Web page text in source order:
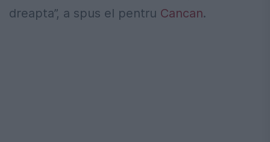
dreapta”, a spus el pentru Cancan.